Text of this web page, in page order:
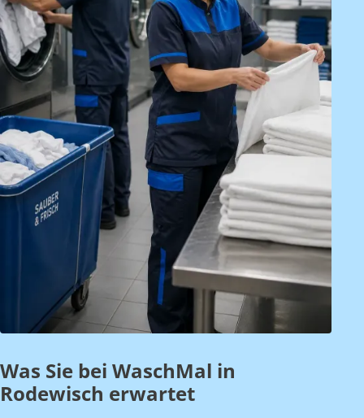
Was Sie bei WaschMal in
Rodewisch erwartet